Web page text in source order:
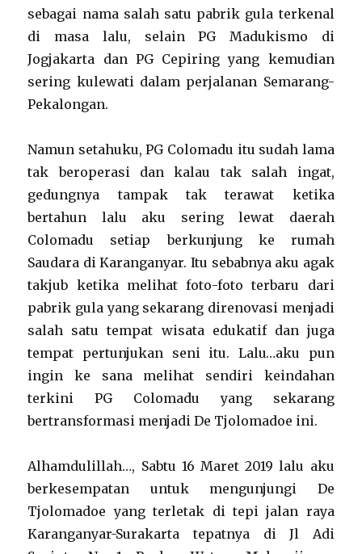
sebagai nama salah satu pabrik gula terkenal
di masa lalu, selain PG Madukismo di
Jogjakarta dan PG Cepiring yang kemudian
sering kulewati dalam perjalanan Semarang-
Pekalongan.
Namun setahuku, PG Colomadu itu sudah lama
tak beroperasi dan kalau tak salah ingat,
gedungnya tampak tak terawat ketika
bertahun lalu aku sering lewat daerah
Colomadu setiap berkunjung ke rumah
Saudara di Karanganyar. Itu sebabnya aku agak
takjub ketika melihat foto-foto terbaru dari
pabrik gula yang sekarang direnovasi menjadi
salah satu tempat wisata edukatif dan juga
tempat pertunjukan seni itu. Lalu…aku pun
ingin ke sana melihat sendiri keindahan
terkini PG Colomadu yang sekarang
bertransformasi menjadi De Tjolomadoe ini.
Alhamdulillah…, Sabtu 16 Maret 2019 lalu aku
berkesempatan untuk mengunjungi De
Tjolomadoe yang terletak di tepi jalan raya
Karanganyar-Surakarta tepatnya di Jl Adi